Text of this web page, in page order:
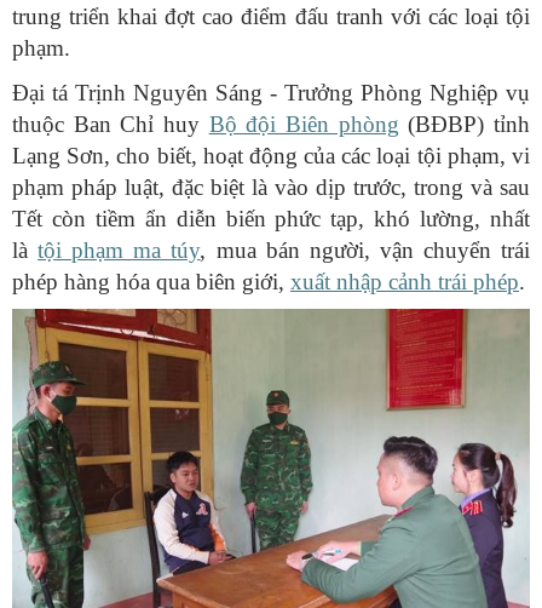
trung triển khai đợt cao điểm đấu tranh với các loại tội
phạm.
Đại tá Trịnh Nguyên Sáng - Trưởng Phòng Nghiệp vụ
thuộc Ban Chỉ huy Bộ đội Biên phòng (BĐBP) tỉnh
Lạng Sơn, cho biết, hoạt động của các loại tội phạm, vi
phạm pháp luật, đặc biệt là vào dịp trước, trong và sau
Tết còn tiềm ẩn diễn biến phức tạp, khó lường, nhất
làtội phạm ma túy, mua bán người, vận chuyển trái
phép hàng hóa qua biên giới, xuất nhập cảnh trái phép.